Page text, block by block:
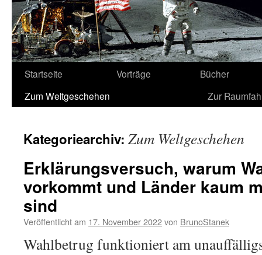
Startseite Vorträge
Bücher
Zum Weltgeschehen
Zur
Kategoriearchiv: Zum Weltgeschehen
Erklärungsversuch, warum
vorkommt und Länder kaum
sind
Veröffentlicht am 17. November 2022von BrunoStanek
Wahlbetrug funktioniert am